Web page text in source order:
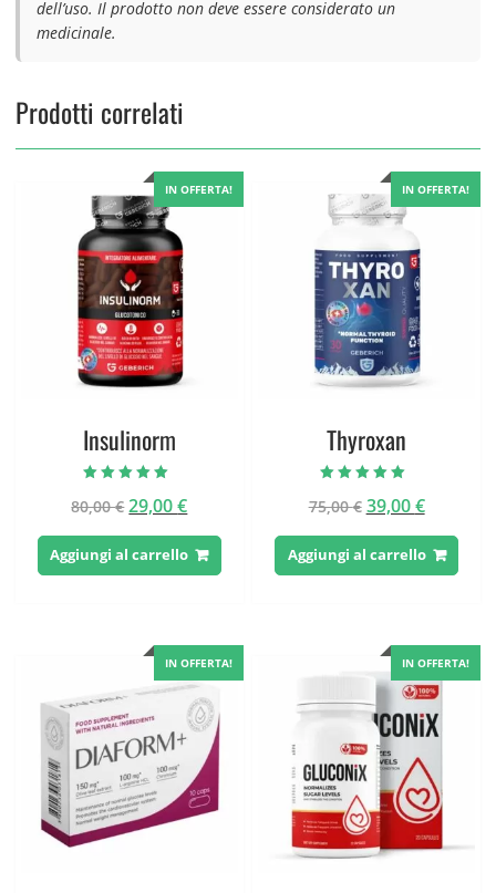
dell’uso. Il prodotto non deve essere considerato un
medicinale.
Prodotti correlati
IN OFFERTA!
Insulinorm
4.63
su 5
80,00€Il
originale
era:
29,00€Il
attuale
è:
Aggiungi al carrello
IN OFFERTA!
Thyroxan
5.00
su 5
75,00€ Il
originale
era:
39,00€Il
attuale
è:
Aggiungi al carrello
IN OFFERTA! IN OFFERTA!